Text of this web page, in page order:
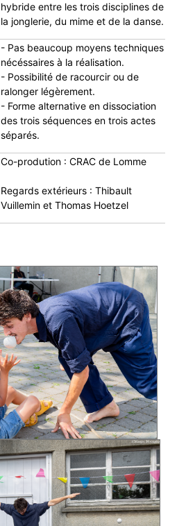
hybride entre les trois disciplines de
la jonglerie, du mime et de la danse.
- Pas beaucoup moyens techniques
nécéssaires à la réalisation.
- Possibilité de racourcir ou de
ralonger légèrement.
- Forme alternative en dissociation
des trois séquences en trois actes
séparés.
Co-prodution : CRAC de Lomme
Regards extérieurs : Thibault
Vuillemin et Thomas Hoetzel